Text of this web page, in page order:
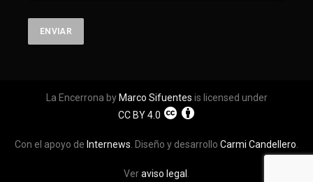
La Encerrona by Marco Sifuentes is licensed under
CC BY 4.0
Con el apoyo de Internews . Diseño y desarrollo Carmi Candellero
Veraviso legal